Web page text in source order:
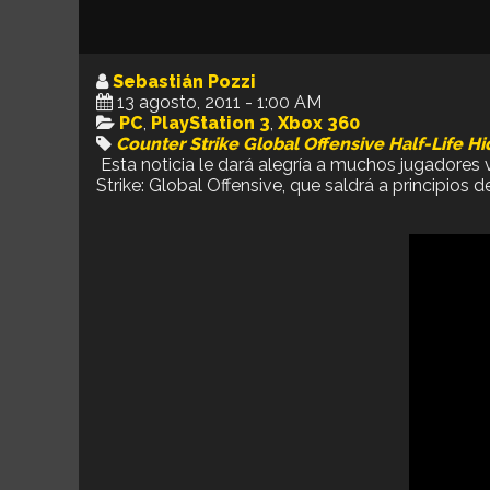
Sebastián Pozzi
13 agosto, 2011 - 1:00 AM
PC PlayStation 3 Xbox 360
Counter Strike Global Offensive Half-Life
Esta noticia le dará alegría a muchos
Strike: Global Offensive, que saldrá a principios